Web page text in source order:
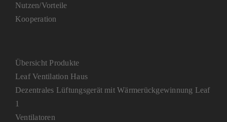
Nutzen/Vorteile
Kooperation
Übersicht Produkte
Leaf Ventilation Haus
Dezentrales Lüftungsgerät mit Wärmerückgewinnung Leaf
1
Ventilatoren